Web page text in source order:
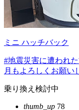
ミニ ハッチバック
#地震災害に遭われ
月もよろしくお願い
乗り換え検討中
thumb_up 78